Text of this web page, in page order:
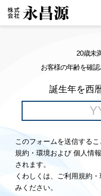
20歳未
お客様の年齢を確認
誕生年を西
このフォームを送信する
規約・環境および 個人情
されます。
くわしくは、ご利用規約
みください。